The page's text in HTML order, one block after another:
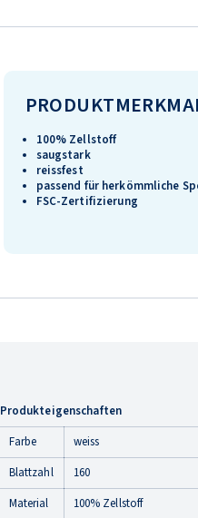
100% Zellstoff
saugstark
reissfest
passend für herkömmliche
FSC-Zertifizierung
Produkteigenschaften
Farbe
weiss
Blattzahl
160
Material
100% Zellstoff